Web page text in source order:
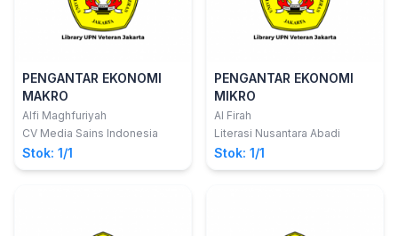
PENGANTAR EKONOMI
MAKRO
Alfi Maghfuriyah
CV Media Sains Indonesia
Stok: 1/1
PENGANTAR EKONOMI
MIKRO
Al Firah
Literasi Nusantara Abadi
Stok: 1/1